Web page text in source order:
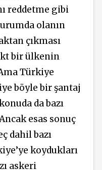
reddetme gibi
olanın
çıkması
bir ülkenin
Türkiye
böyle bir şantaj
da bazı
esas sonuç
dahil bazı
koydukları
askeri